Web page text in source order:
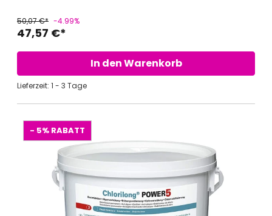
47,57 €*
50,07 €* -4.99%
In den Warenkorb
Lieferzeit: 1 - 3 Tage
- 5% RABATT